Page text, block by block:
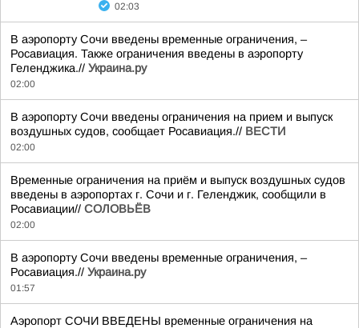
02:03
В аэропорту Сочи введены временные ограничения, –
Росавиация. Также ограничения введены в аэропорту
Геленджика.// Украина.ру
02:00
В аэропорту Сочи введены ограничения на прием и выпуск
воздушных судов, сообщает Росавиация.// ВЕСТИ
02:00
Временные ограничения на приём и выпуск воздушных судов
введены в аэропортах г. Сочи и г. Геленджик, сообщили в
Росавиации// СОЛОВЬЁВ
02:00
В аэропорту Сочи введены временные ограничения, –
Росавиация.// Украина.ру
01:57
Аэропорт СОЧИ ВВЕДЕНЫ временные ограничения на